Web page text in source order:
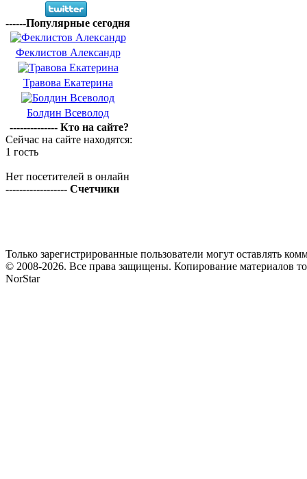
------Популярные сегодня
Феклистов Александр
Травова Екатерина
Болдин Всеволод
-------------- Кто на сайте?
Сейчас на сайте находятся:
1 гость
Нет посетителей в онлайн
------------------ Счетчики
Только зарегистрированные пользователи могут оставлять
© 2008-2026. Все права защищены. Копирование материалов
NorStar